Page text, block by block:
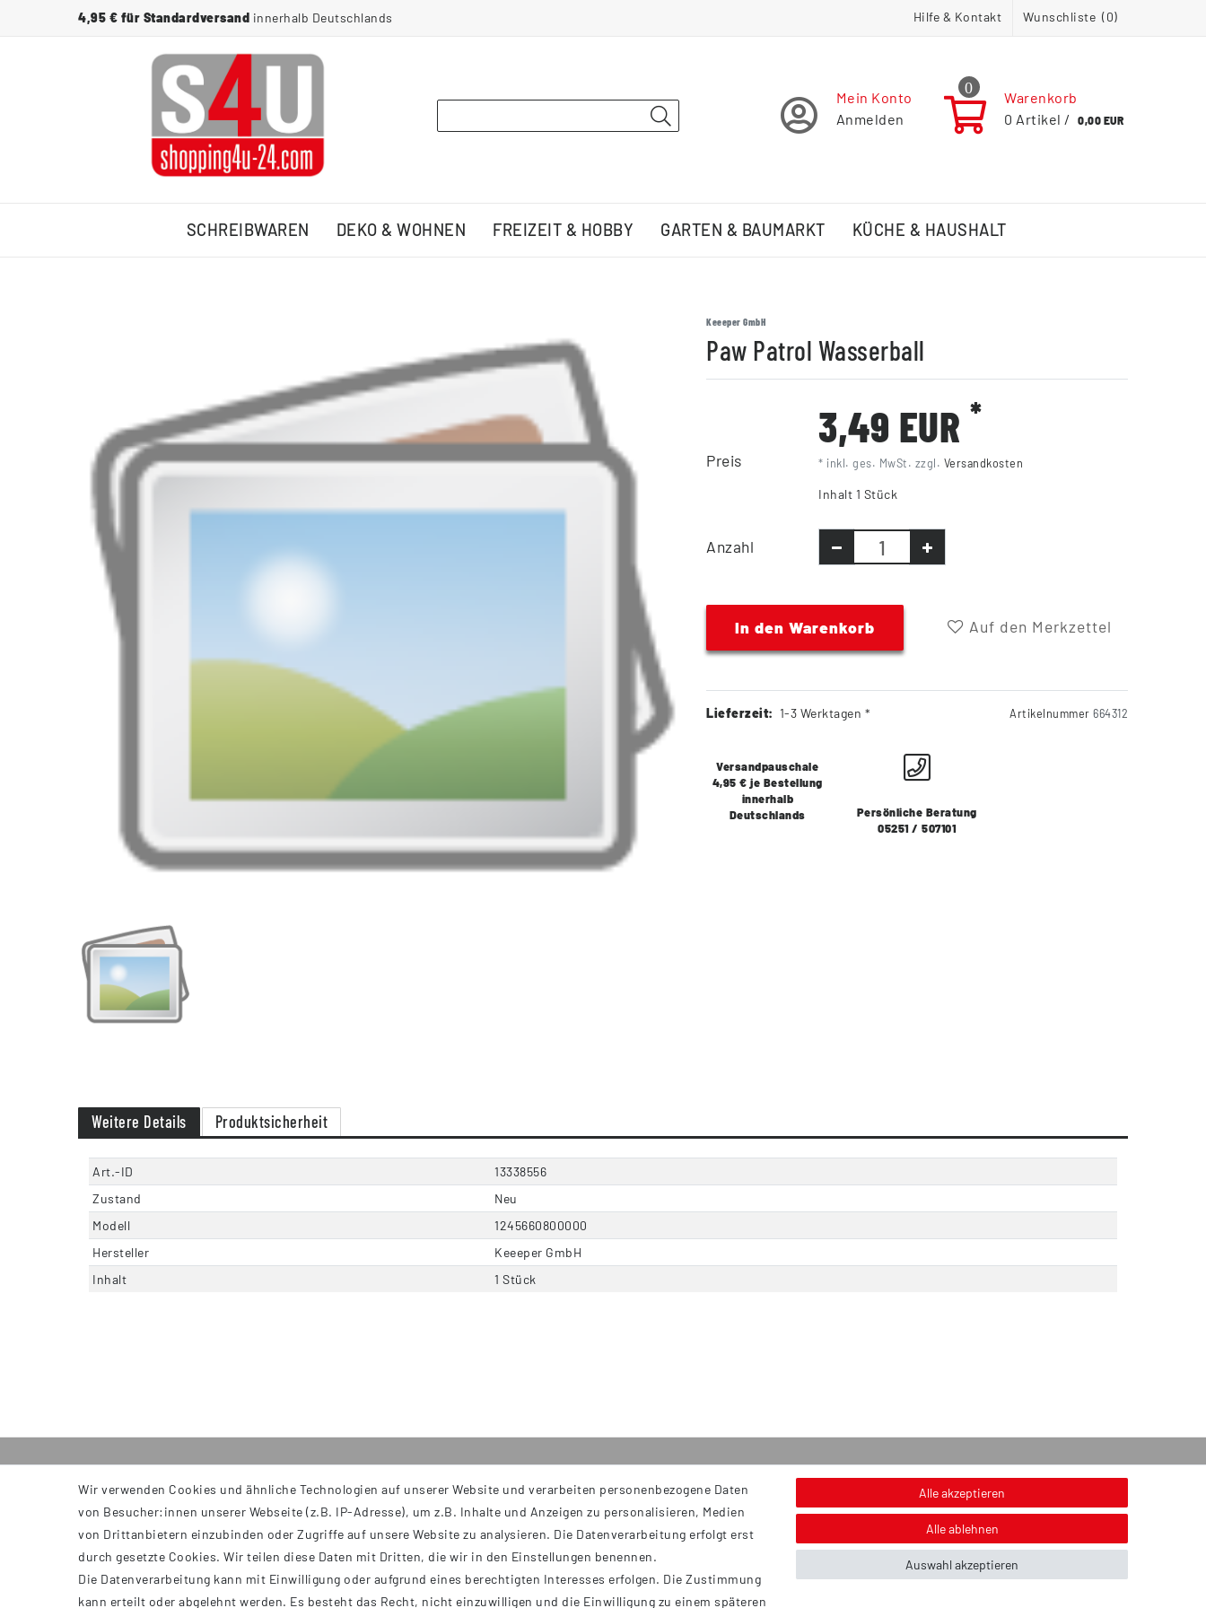
4,95 € für Standardversand innerhalb Deutschlands Hilfe & Kontakt Wunschliste (0)
Mein Konto
Anmelden
0
Warenkorb
0 Artikel / 0,00 EUR
SCHREIBWAREN DEKO & WOHNEN FREIZEIT & HOBBY GARTEN & BAUMARKT KÜCHE & HAUSHALT
Keeeper GmbH
Paw Patrol Wasserball
Preis
3,49 EUR *
* inkl. ges. MwSt. zzgl. Versandkosten
Inhalt 1 Stück
Anzahl
In den Warenkorb Auf den Merkzettel
Lieferzeit: 1-3 Werktagen * Artikelnummer 664312
Versandpauschale
4,95 € je Bestellung
innerhalb
Deutschlands
Persönliche Beratung
05251 / 507101
Weitere Details Produktsicherheit
Art.-ID
13338556
Zustand
Neu
Modell
1245660800000
Hersteller
Keeeper GmbH
Inhalt
1 Stück
INFORMATIONEN
AGB
Impressum
Datenschutzerklärung
Widerrufsrecht
Service
Kontakt
Versand
Zahlung
Hinweis zur Entsorgung von Altbatterien & Altöl
Bildnachweis
Wir verwenden Cookies und ähnliche Technologien auf unserer Website und verarbeiten personenbezogene Daten
von Besucher:innen unserer Webseite (z.B. IP-Adresse), um z.B. Inhalte und Anzeigen zu personalisieren, Medien
von Drittanbietern einzubinden oder Zugriffe auf unsere Website zu analysieren. Die Datenverarbeitung erfolgt erst
durch gesetzte Cookies. Wir teilen diese Daten mit Dritten, die wir in den Einstellungen benennen.
Die Datenverarbeitung kann mit Einwilligung oder aufgrund eines berechtigten Interesses erfolgen. Die Zustimmung
kann erteilt oder abgelehnt werden. Es besteht das Recht, nicht einzuwilligen und die Einwilligung zu einem späteren
Alle akzeptieren
Alle ablehnen
Auswahl akzeptieren